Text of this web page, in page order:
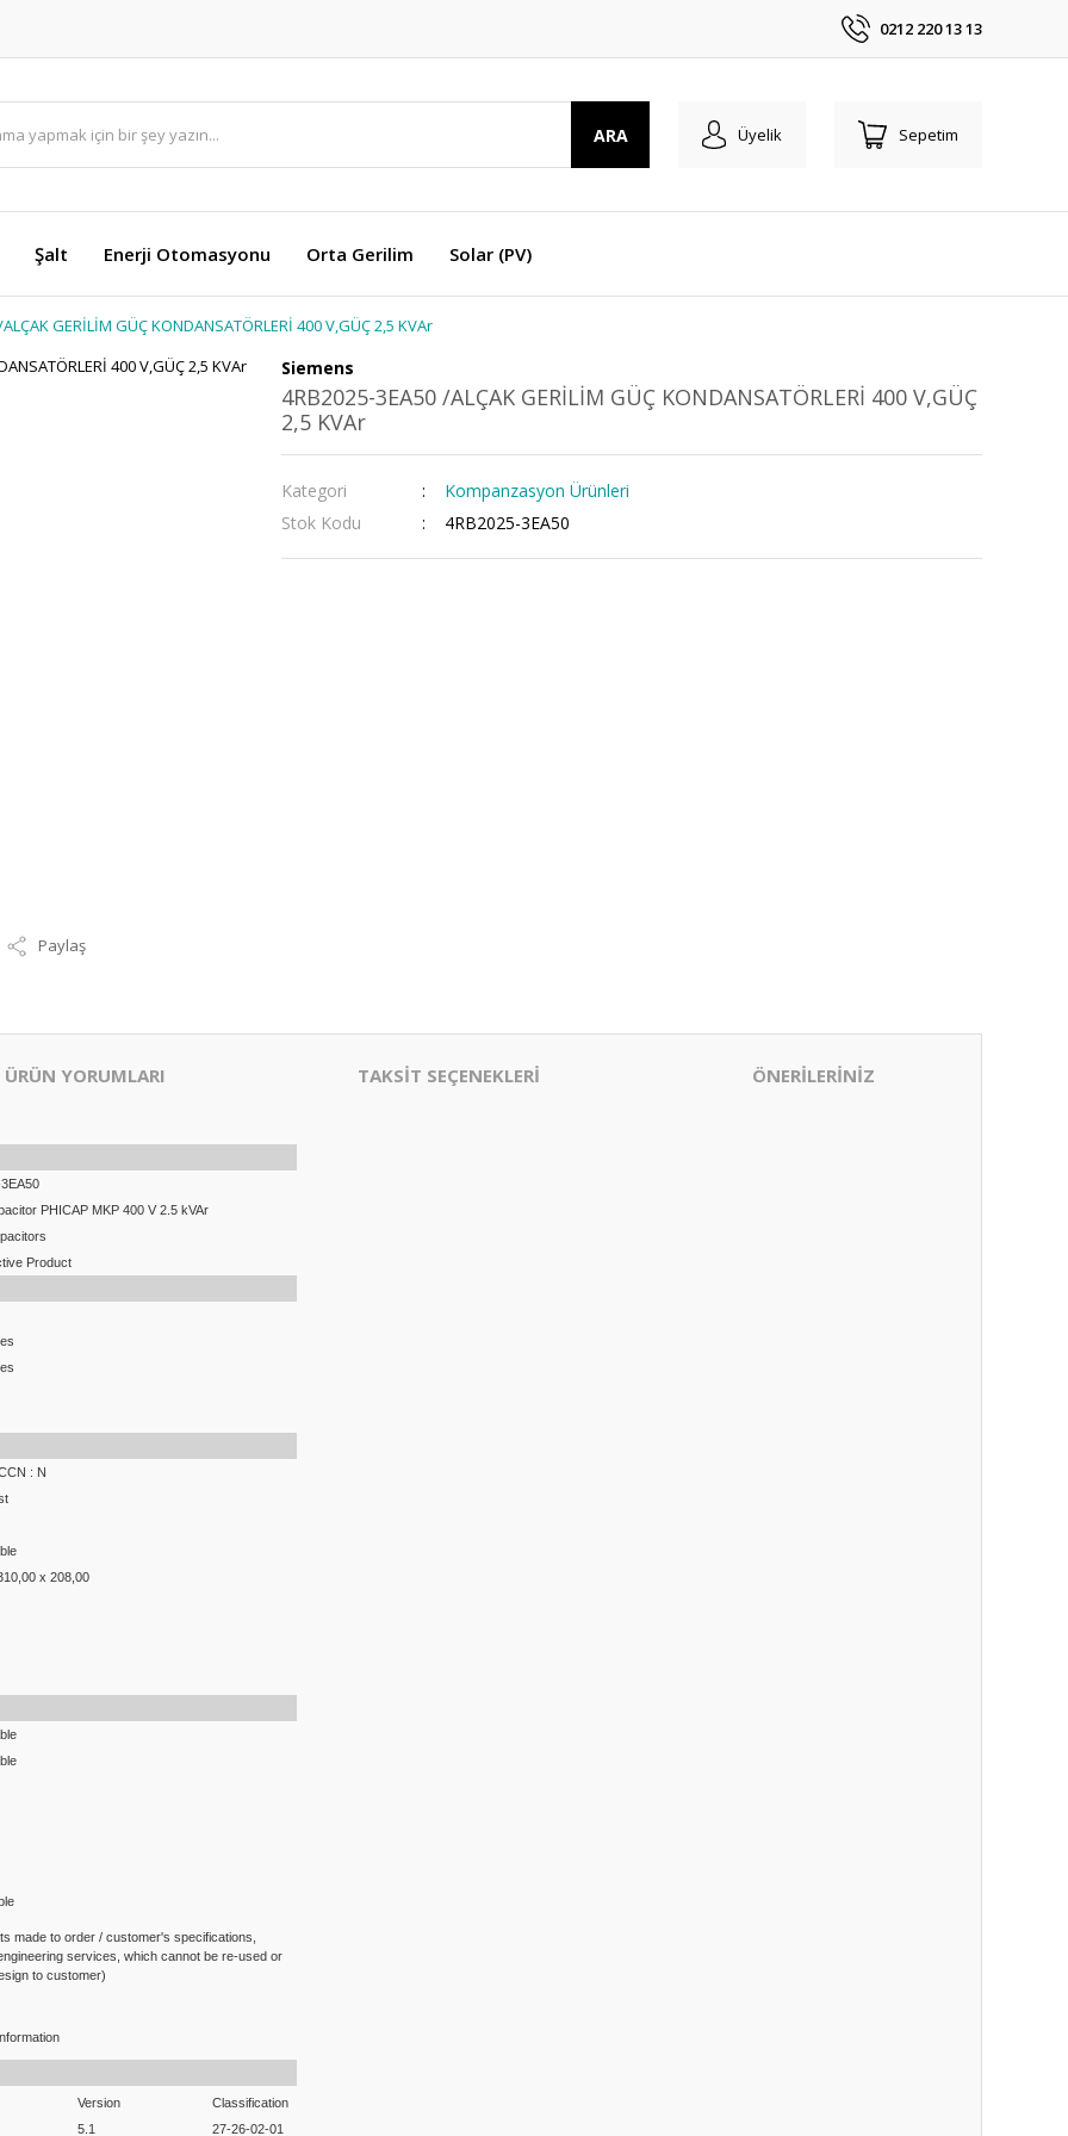
0212 220 13 13
ARA Üyelik Sepetim
Şalt Enerji Otomasyonu Orta Gerilim Solar (PV)
GERİLİM GÜÇ KONDANSATÖRLERİ 400 V,GÜÇ 2,5 KVAr
Paylaş
Siemens
4RB2025-3EA50 /ALÇAK GERİLİM GÜÇ KONDANSATÖRLERİ 400 V,GÜÇ
2,5 KVAr
Kategori
Kompanzasyon Ürünleri
Stok Kodu
4RB2025-3EA50
ÜRÜN YORUMLARI TAKSİT SEÇENEKLERİ ÖNERİLERİNİZ
PHICAP MKP 400 V 2.5 kVAr
Product
: N
x 208,00
made to order / customer's specifications,
services, which cannot be re-used or
to customer)
Version
Classification
5.1
27-26-02-01